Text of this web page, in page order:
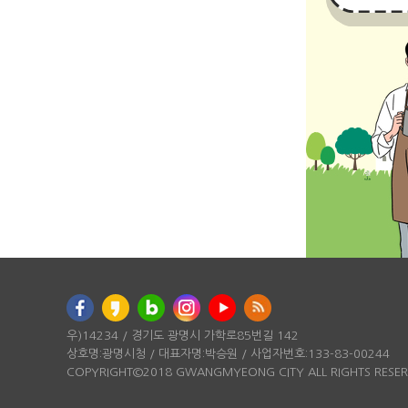
우)14234 / 경기도 광명시 가학로85번길 142
상호명:광명시청 / 대표자명:박승원 / 사업자번호:133-83-00244
COPYRIGHT©2018 GWANGMYEONG CITY ALL RIGHTS